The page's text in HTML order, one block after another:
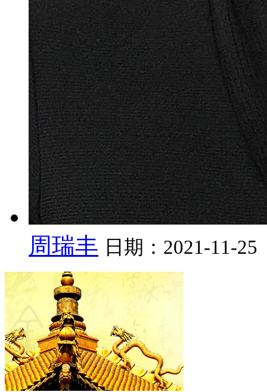
周瑞丰 日期：2021-11-25